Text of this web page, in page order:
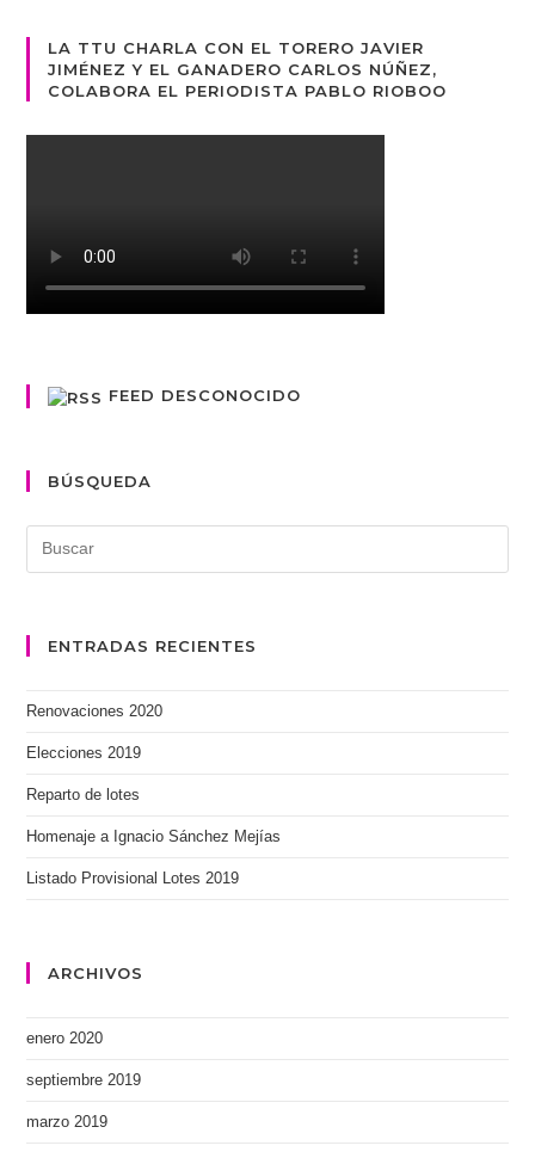
LA TTU CHARLA CON EL TORERO JAVIER
JIMÉNEZ Y EL GANADERO CARLOS NÚÑEZ,
COLABORA EL PERIODISTA PABLO RIOBOO
FEED DESCONOCIDO
BÚSQUEDA
ENTRADAS RECIENTES
Renovaciones 2020
Elecciones 2019
Reparto de lotes
Homenaje a Ignacio Sánchez Mejías
Listado Provisional Lotes 2019
ARCHIVOS
enero 2020
septiembre 2019
marzo 2019